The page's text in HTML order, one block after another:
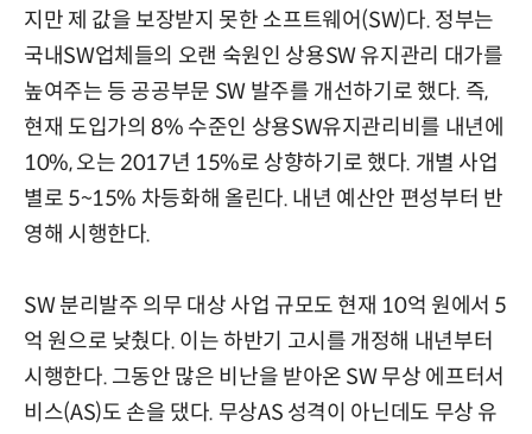
지만 제 값을 보장받지 못한 소프트웨어(SW)다. 정부는
국내SW업체들의 오랜 숙원인 상용SW 유지관리 대가를
높여주는 등 공공부문 SW 발주를 개선하기로 했다. 즉,
현재 도입가의 8% 수준인 상용SW유지관리비를 내년에
10%, 오는 2017년 15%로 상향하기로 했다. 개별 사업
별로 5~15% 차등화해 올린다. 내년 예산안 편성부터 반
영해 시행한다.
SW 분리발주 의무 대상 사업 규모도 현재 10억 원에서 5
억 원으로 낮췄다. 이는 하반기 고시를 개정해 내년부터
시행한다. 그동안 많은 비난을 받아온 SW 무상 에프터서
비스(AS)도 손을 댔다. 무상AS 성격이 아닌데도 무상 유